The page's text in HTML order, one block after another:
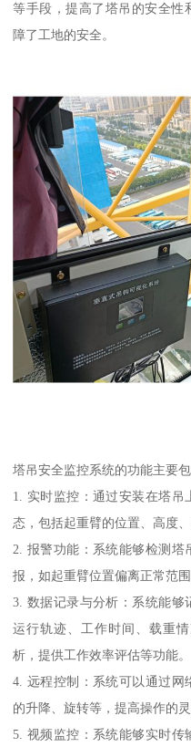
等手段，提高了塔吊的安全性
障了工地的安全。
塔吊安全监控系统的功能主要
1. 实时监控：通过安装在塔
态，包括起重臂的位置、高度、
2. 报警功能：系统能够检测
报，如起重臂位置偏离正常范
3. 数据记录与分析：系统能够
运行轨迹、工作时间、载重
析，提供工作效率评估等功能。
4. 远程控制：系统可以通过
的升降、旋转等，提高操作的灵
5. 视频监控：系统能够实时